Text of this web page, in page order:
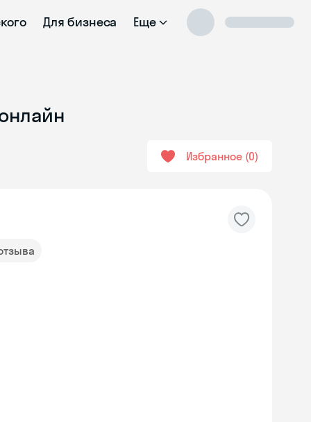
Для бизнеса Еще
Избранное 0